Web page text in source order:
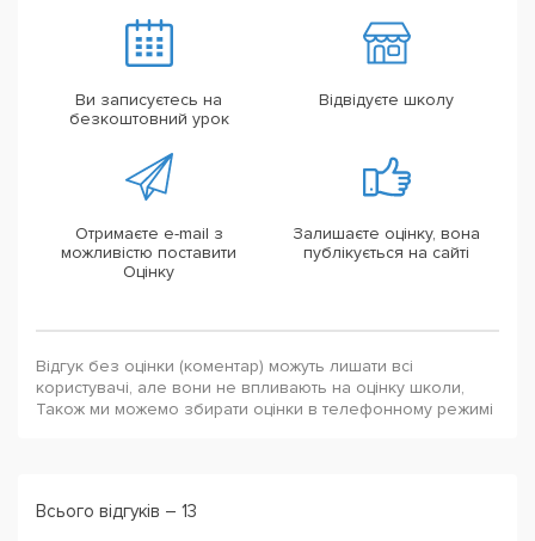
Ви записуєтесь на
безкоштовний урок
Відвідуєте школу
Отримаєте e-mail з
можливістю поставити
Оцінку
Залишаєте оцінку, вона
публікується на сайті
Відгук без оцінки (коментар) можуть лишати всі
користувачі, але вони не впливають на оцінку школи,
Також ми можемо збирати оцінки в телефонному режимі
Всього відгуків – 13